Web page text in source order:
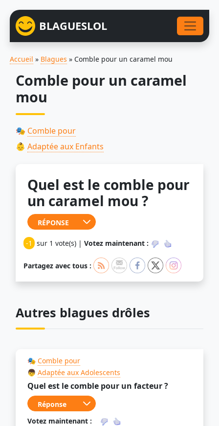
BLAGUESLOL
Accueil » Blagues » Comble pour un caramel mou
Comble pour un caramel
mou
🎭 Comble pour
👶 Adaptée aux Enfants
Quel est le comble pour
un caramel mou ?
-1 sur 1 vote(s) | Votez maintenant :
Partagez avec tous :
Autres blagues drôles
🎭 Comble pour
👦 Adaptée aux Adolescents
Quel est le comble pour un facteur ?
Votez maintenant :